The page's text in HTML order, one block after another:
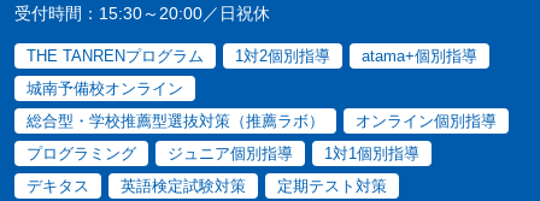
受付時間：15:30～20:00／日祝休
THE TANRENプログラム 1対2個別指導
atama+個別指導
城南予備校オンライン
総合型・学校推薦型選抜対策（推薦ラボ）
オンライン個別指導
プログラミング
ジュニア個別指導
1対1個別指導
デキタス
英語検定試験対策
定期テスト対策